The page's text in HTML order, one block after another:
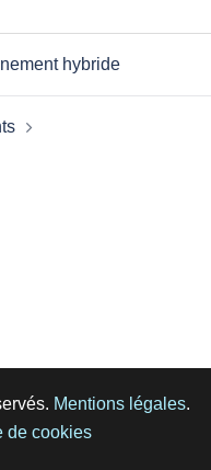
hybride
Mentions légales.
de cookies